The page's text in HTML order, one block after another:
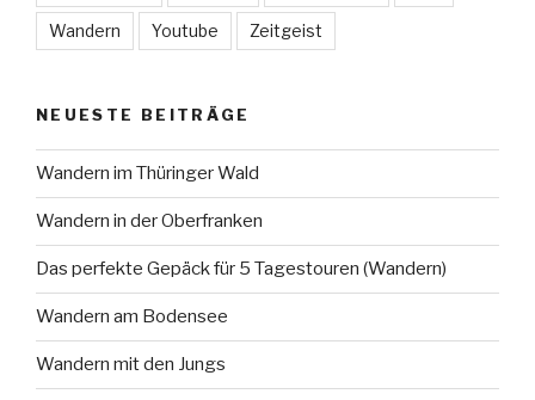
Wandern Youtube Zeitgeist
NEUESTE BEITRÄGE
Wandern im Thüringer Wald
Wandern in der Oberfranken
Das perfekte Gepäck für 5 Tagestouren (Wandern)
Wandern am Bodensee
Wandern mit den Jungs